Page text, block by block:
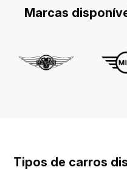
Marcas
Tipos de carros